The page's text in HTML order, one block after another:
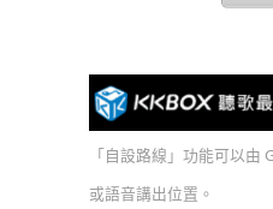
「自設路線」功能可以由
或語音講出位置。